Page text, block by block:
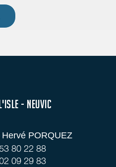
- NEUVIC
PORQUEZ
80 22 88
09 29 83